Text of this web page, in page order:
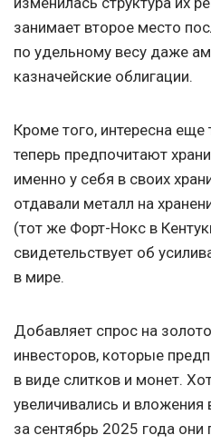
занимает второе место
по удельному весу даже
казначейские облигации.
Кроме того, интересна еще
теперь предпочитают
именно у себя в своих
отдавали металл на
(тот же Форт-Нокс в
свидетельствует об
в мире.
Добавляет спрос на
инвесторов, которые
в виде слитков и монет.
увеличивались и вложения
за сентябрь 2025 года